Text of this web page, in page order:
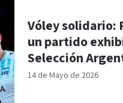
14 de Mayo de 2026
Vóley solidario:
un partido
Selección